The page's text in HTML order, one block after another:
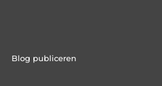
Blog publiceren